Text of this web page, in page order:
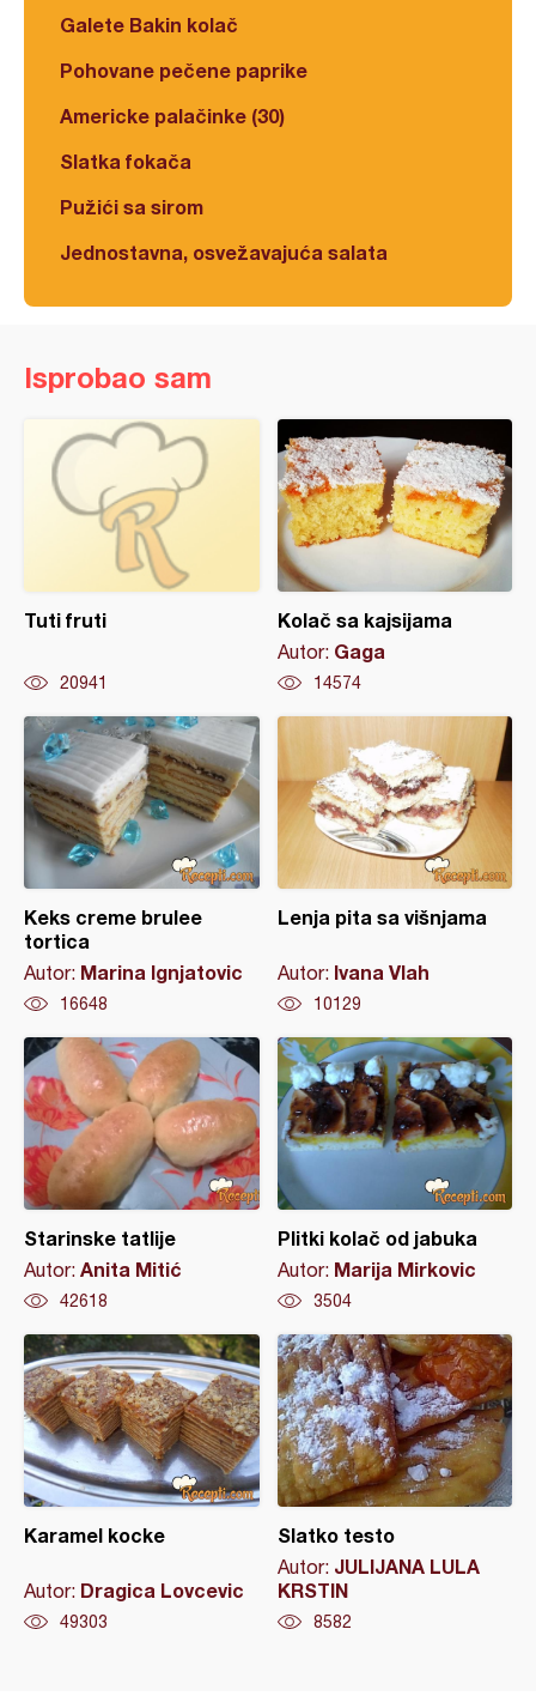
Galete Bakin kolač
Pohovane pečene paprike
Americke palačinke (30)
Slatka fokača
Pužići sa sirom
Jednostavna, osvežavajuća salata
Isprobao sam
Tuti fruti
20941
Kolač sa kajsijama
Autor: Gaga
14574
Keks creme brulee
tortica
Autor: Marina Ignjatovic
16648
Lenja pita sa višnjama
Autor: Ivana Vlah
10129
Starinske tatlije
Autor: Anita Mitić
42618
Plitki kolač od jabuka
Autor: Marija Mirkovic
3504
Karamel kocke
Autor: Dragica Lovcevic
49303
Slatko testo
Autor: JULIJANA LULA
KRSTIN
8582